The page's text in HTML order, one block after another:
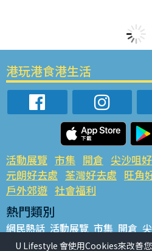
港玩港食港生活
活動展覽 市集 開倉 尖沙咀
元朗好去處 荃灣好去處 旺角
戶外郊遊 社會福利
熱門類別
網民熱話 活動展覽 市集 開倉
銅鑼灣好去處 元朗好去處 荃灣
U Lifestyle 會使用Cookies來改善